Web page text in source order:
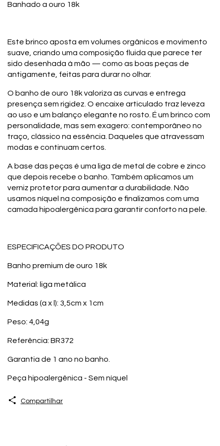
Banhado a ouro 18k
Este brinco aposta em volumes orgânicos e movimento
suave, criando uma composição fluida que parece ter
sido desenhada à mão — como as boas peças de
antigamente, feitas para durar no olhar.
O banho de ouro 18k valoriza as curvas e entrega
presença sem rigidez. O encaixe articulado traz leveza
ao uso e um balanço elegante no rosto. É um brinco com
personalidade, mas sem exagero: contemporâneo no
traço, clássico na essência. Daqueles que atravessam
modas e continuam certos.
A base das peças é uma liga de metal de cobre e zinco
que depois recebe o banho. Também aplicamos um
verniz protetor para aumentar a durabilidade. Não
usamos níquel na composição e finalizamos com uma
camada hipoalergênica para garantir conforto na pele.
ESPECIFICAÇÕES DO PRODUTO
Banho premium de ouro 18k
Material: liga metálica
Medidas (a x l): 3,5cm x 1cm
Peso: 4,04g
Referência: BR372
Garantia de 1 ano no banho.
Peça hipoalergênica - Sem níquel
Compartilhar